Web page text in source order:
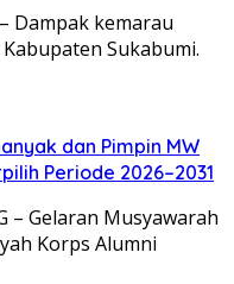
Dampak kemarau
Sukabumi.
dan Pimpin MW
Periode 2026–2031
– Gelaran Musyawarah
Korps Alumni